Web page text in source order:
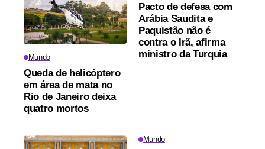
Mundo
Queda de helicóptero
em área de mata no
Rio de Janeiro deixa
quatro mortos
Pacto de defesa com
Arábia Saudita e
Paquistão não é
contra o Irã, afirma
ministro da Turquia
Mundo